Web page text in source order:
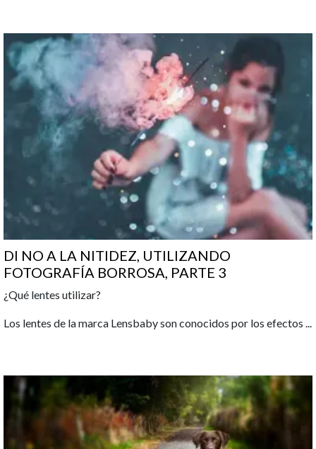
DI NO A LA NITIDEZ, UTILIZANDO
FOTOGRAFÍA BORROSA, PARTE 3
¿Qué lentes utilizar?
Los lentes de la marca Lensbaby son conocidos por los efectos